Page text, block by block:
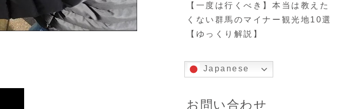
【一度は行くべき】本当は教えた
くない群馬のマイナー観光地10選
【ゆっくり解説】
Japanese
お問い合わせ